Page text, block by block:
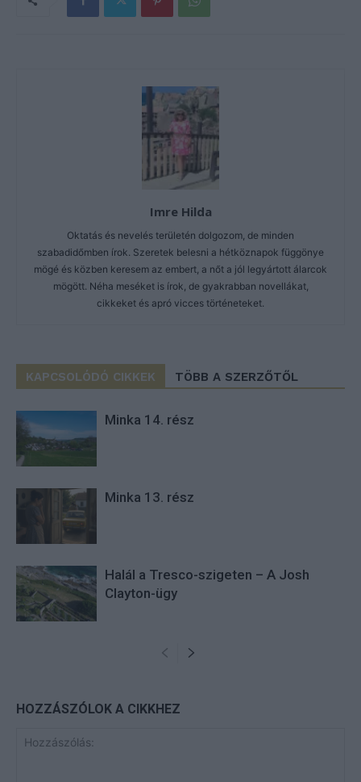
Imre Hilda
Oktatás és nevelés területén dolgozom, de minden
szabadidőmben írok. Szeretek belesni a hétköznapok függönye
mögé és közben keresem az embert, a nőt a jól legyártott álarcok
mögött. Néha meséket is írok, de gyakrabban novellákat,
cikkeket és apró vicces történeteket.
KAPCSOLÓDÓ CIKKEK TÖBB A SZERZŐTŐL
Minka 14. rész
Minka 13. rész
Halál a Tresco-szigeten – A Josh
Clayton-ügy
HOZZÁSZÓLOK A CIKKHEZ